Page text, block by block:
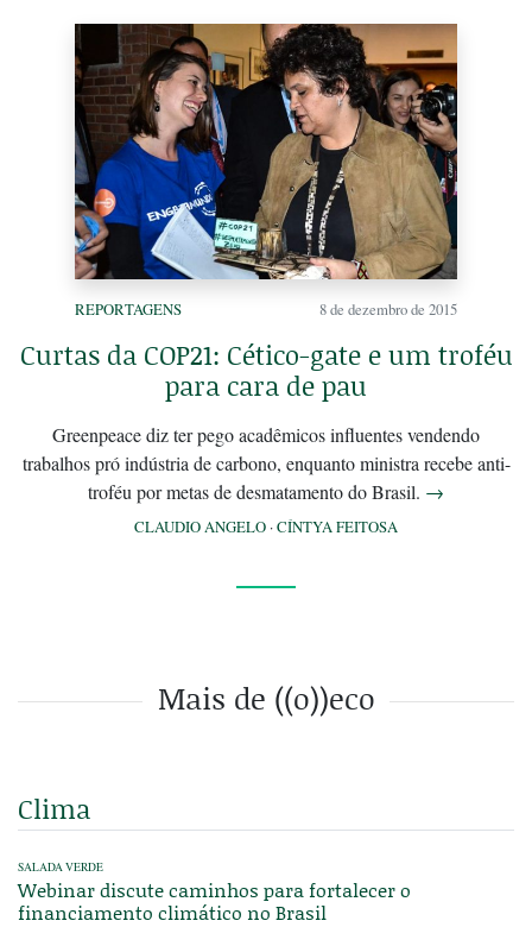
REPORTAGENS 8 de dezembro de 2015
Curtas da COP21: Cético-gate e um troféu
para cara de pau
Greenpeace diz ter pego acadêmicos influentes vendendo
trabalhos pró indústria de carbono, enquanto ministra recebe anti-
troféu por metas de desmatamento do Brasil. →
CLAUDIO ANGELO ·CÍNTYA FEITOSA
Mais de ((o))eco
Clima
SALADA VERDE
Webinar discute caminhos para fortalecer o
financiamento climático no Brasil